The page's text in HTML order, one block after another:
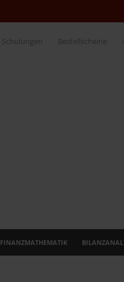
Schulungen Bestellscheine
FINANZMATHEMATIK